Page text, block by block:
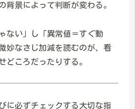
背景によって判断が変わる。
ない」し「異常値＝すぐ動
妙なさじ加減を読むのが、看
どころだったりする。
に必ずチェックする大切な指